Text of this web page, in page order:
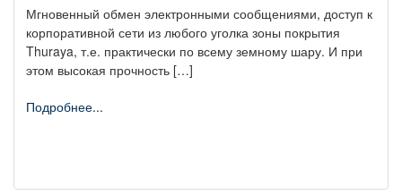
Мгновенный обмен электронными сообщениями, доступ к
корпоративной сети из любого уголка зоны покрытия
Thuraya, т.е. практически по всему земному шару. И при
этом высокая прочность […]
Подробнее...